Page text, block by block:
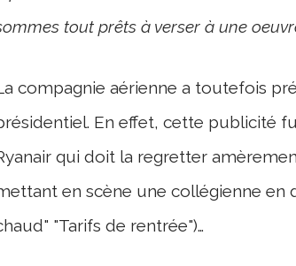
tout prêts à verser à une
compagnie aérienne a toutefois
En effet, cette publicité
qui doit la regretter
en scène une collégienne en
"Tarifs de rentrée")…